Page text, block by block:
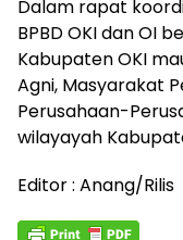
Dalam rapat
BPBD OKI dan OI
Kabupaten OKI
Agni, Masyarakat
Perusahaan-
wilayayah
Editor : Anang/Rilis